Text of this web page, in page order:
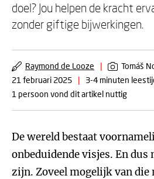
doel? Jou helpen de kracht
zonder giftige bijwerkingen.
Raymond de Looze | Tomáš
21 februari 2025
| 3-4 minuten
1 persoon vond dit artikel nuttig
De wereld bestaat
onbeduidende visjes. En dus
zijn. Zoveel mogelijk van